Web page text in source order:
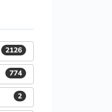
2126
774
2